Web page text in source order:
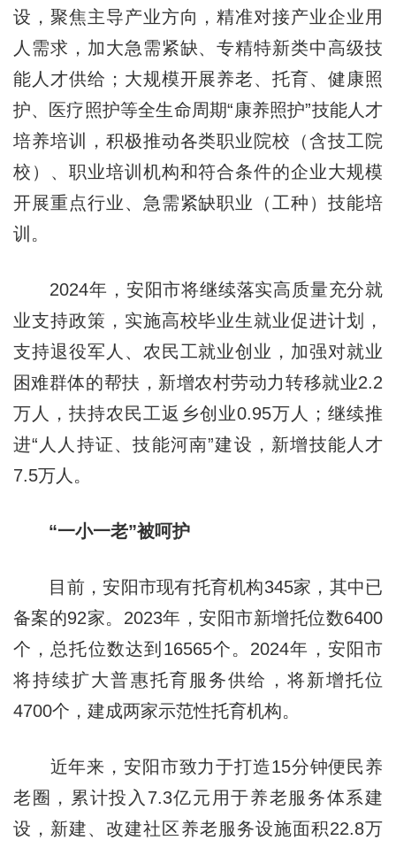
设，聚焦主导产业方向，精准对接产业企业用
人需求，加大急需紧缺、专精特新类中高级技
能人才供给；大规模开展养老、托育、健康照
护、医疗照护等全生命周期“康养照护”技能人才
培养培训，积极推动各类职业院校（含技工院
校）、职业培训机构和符合条件的企业大规模
开展重点行业、急需紧缺职业（工种）技能培
训。
2024年，安阳市将继续落实高质量充分就
业支持政策，实施高校毕业生就业促进计划，
支持退役军人、农民工就业创业，加强对就业
困难群体的帮扶，新增农村劳动力转移就业2.2
万人，扶持农民工返乡创业0.95万人；继续推
进“人人持证、技能河南”建设，新增技能人才
7.5万人。
“一小一老”被呵护
目前，安阳市现有托育机构345家，其中已
备案的92家。2023年，安阳市新增托位数6400
个，总托位数达到16565个。2024年，安阳市
将持续扩大普惠托育服务供给，将新增托位
4700个，建成两家示范性托育机构。
近年来，安阳市致力于打造15分钟便民养
老圈，累计投入7.3亿元用于养老服务体系建
设，新建、改建社区养老服务设施面积22.8万